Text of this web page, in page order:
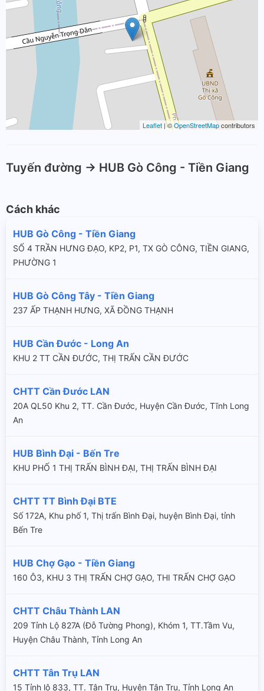
Leaflet | ©OpenStreetMapcontributors
Tuyến đường -> HUB Gò Công - Tiền Giang
Cách khác
HUB Gò Công - Tiền Giang
SỐ 4 TRẦN HƯNG ĐẠO, KP2, P1, TX GÒ CÔNG, TIỀN GIANG,
PHƯỜNG 1
HUB Gò Công Tây - Tiền Giang
237 ẤP THẠNH HƯNG, XÃ ĐỒNG THẠNH
HUB Cần Đước - Long An
KHU 2 TT CẦN ĐƯỚC, THỊ TRẤN CẦN ĐƯỚC
CHTT Cần Đước LAN
20A QL50 Khu 2, TT. Cần Đước, Huyện Cần Đước, Tĩnh Long
An
HUB Bình Đại - Bến Tre
KHU PHỐ 1 THỊ TRẤN BÌNH ĐẠI, THỊ TRẤN BÌNH ĐẠI
CHTT TT Bình Đại BTE
Số 172A, Khu phố 1, Thị trấn Bình Đại, huyện Bình Đại, tỉnh
Bến Tre
HUB Chợ Gạo - Tiền Giang
160 Ô3, KHU 3 THỊ TRẤN CHỢ GẠO, THI TRẤN CHỢ GẠO
CHTT Châu Thành LAN
209 Tỉnh Lộ 827A (Đỗ Tường Phong), Khóm 1, TT.Tầm Vu,
Huyện Châu Thành, Tỉnh Long An
CHTT Tân Trụ LAN
15 Tỉnh lộ 833, TT. Tân Trụ, Huyện Tân Trụ, Tỉnh Long An